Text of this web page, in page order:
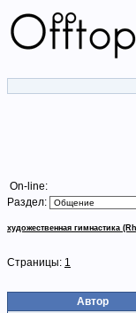
On-line:
Раздел:
художественная гимнастика
Страницы: 1
Автор